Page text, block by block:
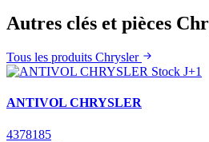
Autres clés et pièces
Tous les produits Chrysler
Stock J+1
ANTIVOL CHRYSLER
4378185